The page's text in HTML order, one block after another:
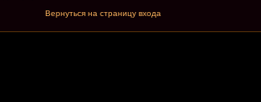
Вернуться на страницу входа